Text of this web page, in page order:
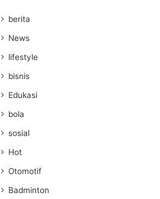
berita
News
lifestyle
bisnis
Edukasi
bola
sosial
Hot
Otomotif
Badminton